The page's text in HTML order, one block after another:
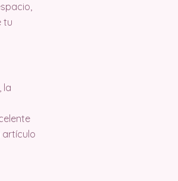
tu
la
artículo